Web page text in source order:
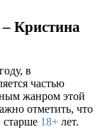
Кристина
году, в
частью
жанром этой
отметить, что
старше 18+ лет.